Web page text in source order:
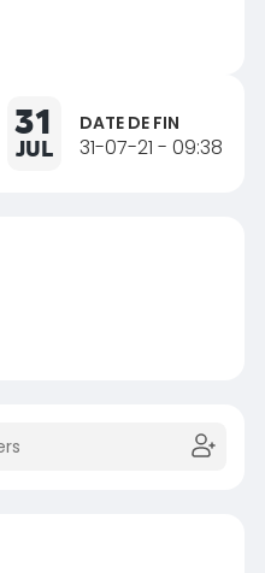
31
JUL
DATE DE FIN
31-07-21 - 09:38